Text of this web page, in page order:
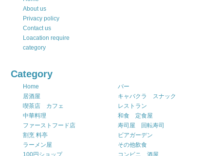
About us
Privacy policy
Contact us
Loacation require
category
Category
Home
バー
居酒屋
キャバクラ スナック
喫茶店 カフェ
レストラン
中華料理
和食 定食屋
ファーストフード店
寿司屋 回転寿司
割烹 料亭
ビアガーデン
ラーメン屋
その他飲食